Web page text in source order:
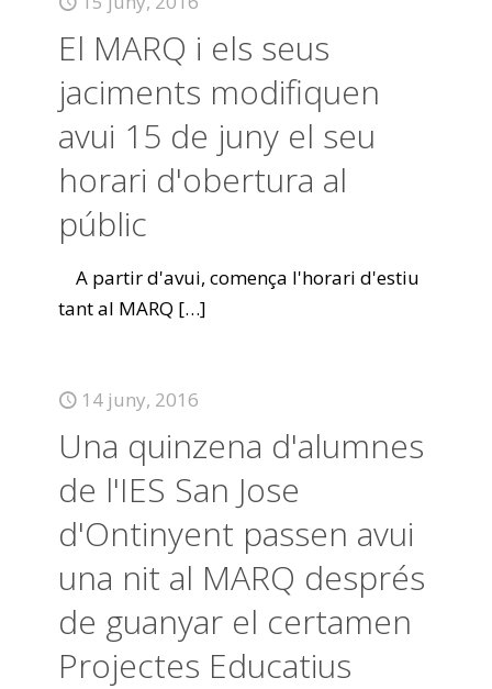
El MARQ i els seus
jaciments modifiquen
avui 15 de juny el seu
horari d'obertura al
públic
A partir d'avui, comença l'horari d'estiu
tant al MARQ […]
14 juny, 2016
Una quinzena d'alumnes
de l'IES San Jose
d'Ontinyent passen avui
una nit al MARQ després
de guanyar el certamen
Projectes Educatius